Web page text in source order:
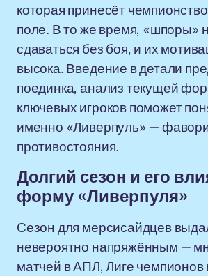
которая принесёт
поле. В то же время, «шпоры»
сдаваться без боя, и их
высока. Введение в детали
поединка, анализ текущей
ключевых игроков поможет
именно «Ливерпуль» —
противостояния.
Долгий сезон и его
форму «Ливерпуля»
Сезон для мерсисайдцев
невероятно напряжённым —
матчей в АПЛ, Лиге чемпионов